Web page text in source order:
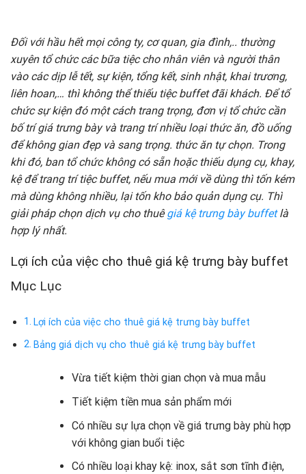
Đối với hầu hết mọi công ty, cơ quan, gia đình,.. thường
xuyên tổ chức các bữa tiệc cho nhân viên và người thân
vào các dịp lễ tết, sự kiện, tổng kết, sinh nhật, khai trương,
liên hoan,… thì không thể thiếu tiệc buffet đãi khách. Để tổ
chức sự kiện đó một cách trang trọng, đơn vị tổ chức cần
bố trí giá trưng bày và trang trí nhiều loại thức ăn, đồ uống
để không gian đẹp và sang trọng. thức ăn tự chọn. Trong
khi đó, ban tổ chức không có sẵn hoặc thiếu dụng cụ, khay,
kệ để trang trí tiệc buffet, nếu mua mới về dùng thì tốn kém
mà dùng không nhiều, lại tốn kho bảo quản dụng cụ. Thì
giải pháp chọn dịch vụ cho thuêgiá kệ trưng bày buffetlà
hợp lý nhất.
Lợi ích của việc cho thuê giá kệ trưng bày buffet
Mục Lục
Lợi ích của việc cho thuê giá kệ trưng bày buffet
Bảng giá dịch vụ cho thuê giá kệ trưng bày buffet
Vừa tiết kiệm thời gian chọn và mua mẫu
Tiết kiệm tiền mua sản phẩm mới
Có nhiều sự lựa chọn về giá trưng bày phù hợp
với không gian buổi tiệc
Có nhiều loại khay kệ: inox, sắt sơn tĩnh điện,